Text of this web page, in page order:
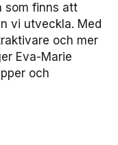
som finns att
vi utveckla. Med
och mer
Eva-Marie
och